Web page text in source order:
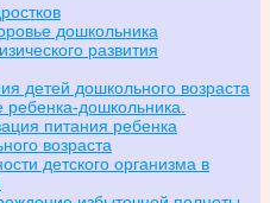
дошкольника
развития
детей дошкольного возраста
ребенка-дошкольника.
питания ребенка
возраста
детского организма в